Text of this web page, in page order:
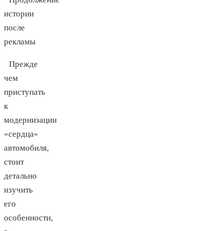
истории
после
рекламы
Прежде
чем
приступать
к
модернизации
«сердца»
автомобиля,
стоит
детально
изучить
его
особенности,